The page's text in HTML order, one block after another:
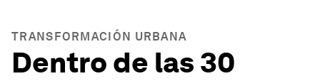
TRANSFORMACIÓN URBANA
Dentro de las 30